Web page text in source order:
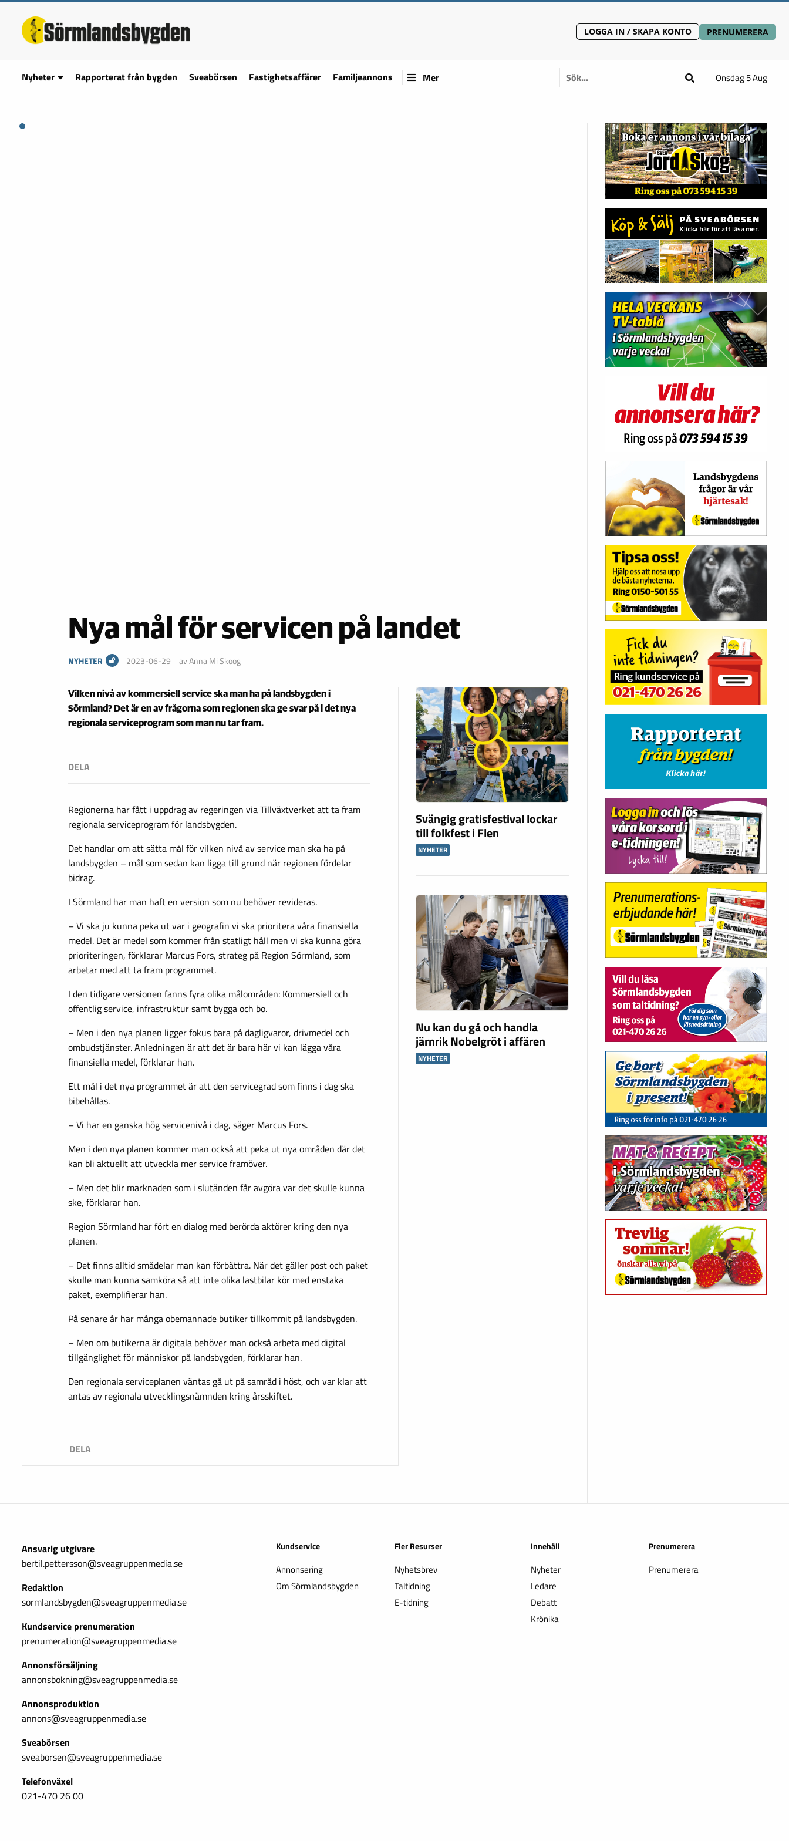
LOGGA IN / SKAPA KONTO PRENUMERERA
Nyheter Rapporterat från bygden Sveabörsen Fastighetsaffärer Familjeannons Mer Onsdag 5 Aug
Nya mål för servicen på landet
NYHETER 2023-06-29 av Anna Mi Skoog
Vilken nivå av kommersiell service ska man ha på landsbygden i
Sörmland? Det är en av frågorna som regionen ska ge svar på i det nya
regionala serviceprogram som man nu tar fram.
Regionerna har fått i uppdrag av regeringen via Tillväxtverket att ta fram
regionala serviceprogram för landsbygden.
Det handlar om att sätta mål för vilken nivå av service man ska ha på
landsbygden – mål som sedan kan ligga till grund när regionen fördelar
bidrag.
I Sörmland har man haft en version som nu behöver revideras.
– Vi ska ju kunna peka ut var i geografin vi ska prioritera våra finansiella
medel. Det är medel som kommer från statligt håll men vi ska kunna göra
prioriteringen, förklarar Marcus Fors, strateg på Region Sörmland, som
arbetar med att ta fram programmet.
I den tidigare versionen fanns fyra olika målområden: Kommersiell och
offentlig service, infrastruktur samt bygga och bo.
– Men i den nya planen ligger fokus bara på dagligvaror, drivmedel och
ombudstjänster. Anledningen är att det är bara här vi kan lägga våra
finansiella medel, förklarar han.
Ett mål i det nya programmet är att den servicegrad som finns i dag ska
bibehållas.
– Vi har en ganska hög servicenivå i dag, säger Marcus Fors.
Men i den nya planen kommer man också att peka ut nya områden där det
kan bli aktuellt att utveckla mer service framöver.
– Men det blir marknaden som i slutänden får avgöra var det skulle kunna
ske, förklarar han.
Region Sörmland har fört en dialog med berörda aktörer kring den nya
planen.
– Det finns alltid smådelar man kan förbättra. När det gäller post och paket
skulle man kunna samköra så att inte olika lastbilar kör med enstaka
paket, exemplifierar han.
På senare år har många obemannade butiker tillkommit på landsbygden.
– Men om butikerna är digitala behöver man också arbeta med digital
tillgänglighet för människor på landsbygden, förklarar han.
Den regionala serviceplanen väntas gå ut på samråd i höst, och var klar att
antas av regionala utvecklingsnämnden kring årsskiftet.
Svängig gratisfestival lockar
till folkfest i Flen
NYHETER
Nu kan du gå och handla
järnrik Nobelgröt i affären
NYHETER
Ansvarig utgivare
bertil.pettersson@sveagruppenmedia.se
Redaktion
sormlandsbygden@sveagruppenmedia.se
Kundservice prenumeration
prenumeration@sveagruppenmedia.se
Annonsförsäljning
annonsbokning@sveagruppenmedia.se
Annonsproduktion
annons@sveagruppenmedia.se
Sveabörsen
sveaborsen@sveagruppenmedia.se
Telefonväxel
021-470 26 00
Kundservice
Annonsering
Om Sörmlandsbygden
Fler Resurser
Nyhetsbrev
Taltidning
E-tidning
Innehåll
Nyheter
Ledare
Debatt
Krönika
Prenumerera
Prenumerera